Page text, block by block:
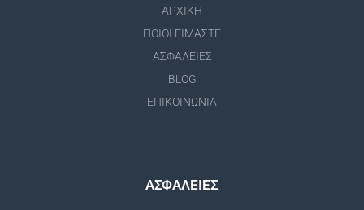
ΑΡΧΙΚΗ
ΠΟΙΟΙ ΕΙΜΑΣΤΕ
ΑΣΦΑΛΕΙΕΣ
BLOG
ΕΠΙΚΟΙΝΩΝΙΑ
ΑΣΦΑΛΕΙΕΣ